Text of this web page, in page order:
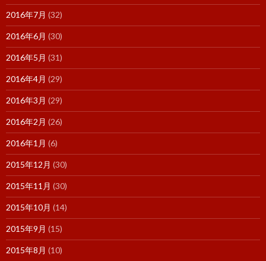
2016年7月 (32)
2016年6月 (30)
2016年5月 (31)
2016年4月 (29)
2016年3月 (29)
2016年2月 (26)
2016年1月 (6)
2015年12月 (30)
2015年11月 (30)
2015年10月 (14)
2015年9月 (15)
2015年8月 (10)